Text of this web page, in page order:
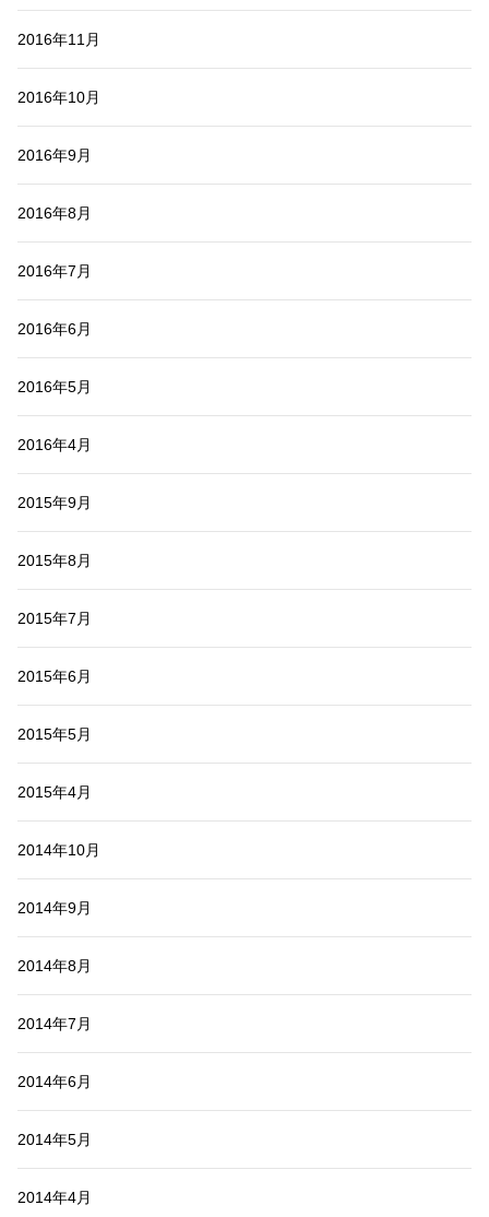
2016年11月
2016年10月
2016年9月
2016年8月
2016年7月
2016年6月
2016年5月
2016年4月
2015年9月
2015年8月
2015年7月
2015年6月
2015年5月
2015年4月
2014年10月
2014年9月
2014年8月
2014年7月
2014年6月
2014年5月
2014年4月